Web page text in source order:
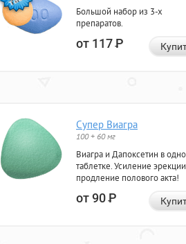
Большой набор из 3-х
препаратов.
от 117Р
Супер Виагра
100 + 60 мг
Виагра и Дапоксетин в
таблетке. Усиление
продление полового акта!
от 90Р